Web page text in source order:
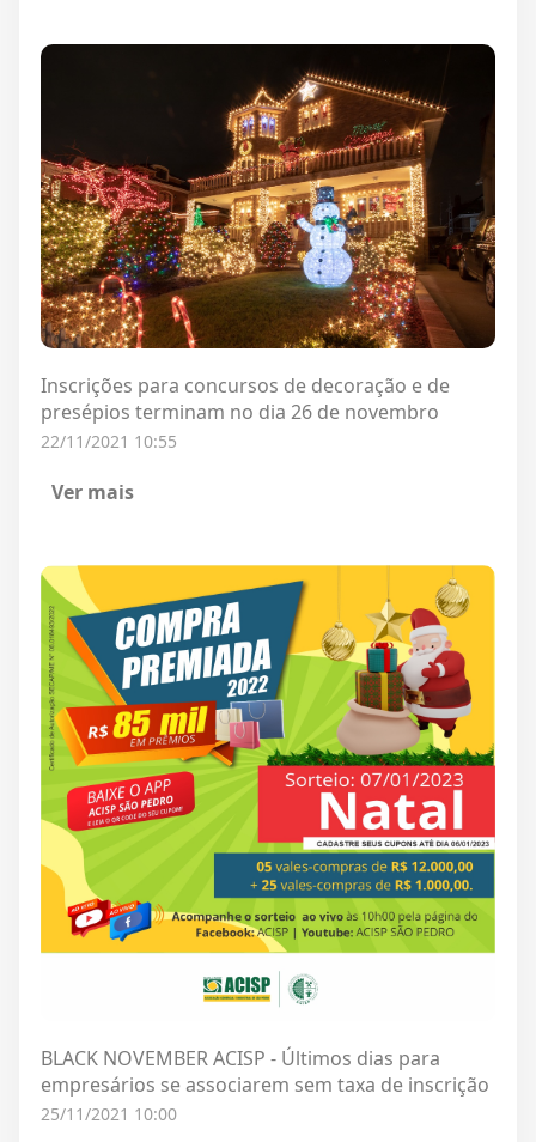
Inscrições para concursos de decoração e de
presépios terminam no dia 26 de novembro
22/11/2021 10:55
Ver mais
BLACK NOVEMBER ACISP - Últimos dias para
empresários se associarem sem taxa de inscrição
25/11/2021 10:00